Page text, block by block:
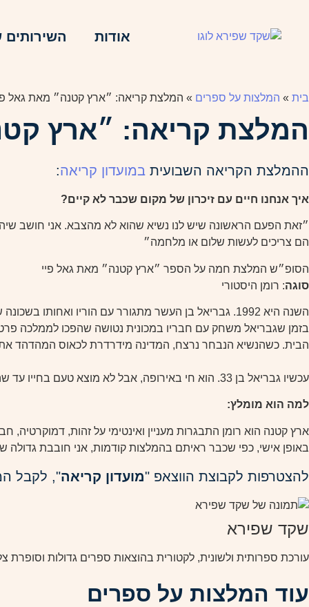
אודות השירותים
בית » המלצות על ספרים » המלצת קריאה: ״ארץ קטנה״ מאת גאל
המלצת קריאה: ״ארץ
ההמלצת הקריאה השבועית במועדון קריאה:
איך אנחנו חיים עם זיכרון של מקום שכבר לא קיים?
״זאת הפעם הראשונה שיש לנו נשיא שהוא לא מהצבא. אני חושב
הם צריכים לעשות שלום או מלחמה״
הסופ״ש המלצת חמה על הספר ״ארץ קטנה״ מאת גאל פיי
סוגה: רומן היסטורי
השנה היא 1992. גבריאל בן העשר מתגורר עם הוריו
בזמן שגבריאל משחק עם חבריו במכונית נטושה שהפכו לממלכה
הבית. כשהנשיא הנבחר נרצח, המדינה מידרדרת לכאוס המהדהד
ארץ קטנה הוא רומן התבגרות מעניין ואינטימי על זהות, דמוקרטיה,
באופן אישי, כפי שכבר ראיתם בהמלצות קודמות, אני חובבת
להצטרפות לקבוצת הווצאפ "מועדון קריאה", לקבל
שקד שפירא
עורכת ספרותית ולשונית, לקטורית בהוצאות ספרים גדולות וסופרת
עוד המלצות על ספרים